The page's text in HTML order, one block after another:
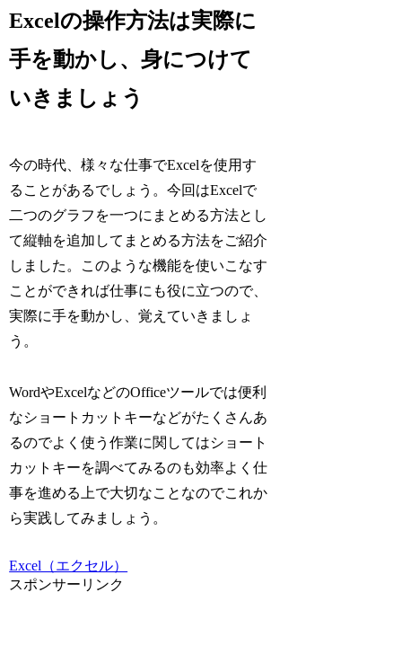
Excelの操作方法は実際に
手を動かし、身につけて
いきましょう
今の時代、様々な仕事でExcelを使用す
ることがあるでしょう。今回はExcelで
二つのグラフを一つにまとめる方法とし
て縦軸を追加してまとめる方法をご紹介
しました。このような機能を使いこなす
ことができれば仕事にも役に立つので、
実際に手を動かし、覚えていきましょ
う。
WordやExcelなどのOfficeツールでは便利
なショートカットキーなどがたくさんあ
るのでよく使う作業に関してはショート
カットキーを調べてみるのも効率よく仕
事を進める上で大切なことなのでこれか
ら実践してみましょう。
Excel（エクセル）
スポンサーリンク